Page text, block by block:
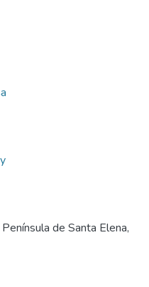
de Santa Elena,